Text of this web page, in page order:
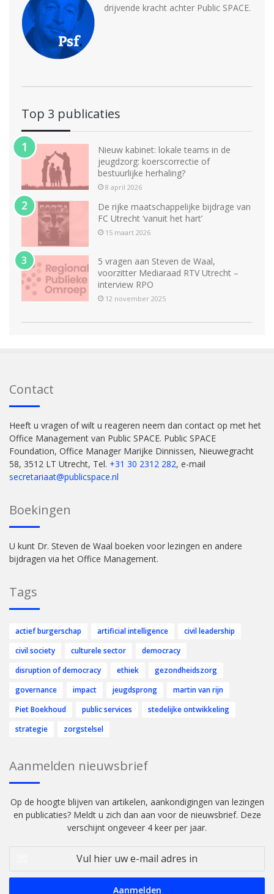
drijvende kracht achter Public SPACE.
Top 3 publicaties
Nieuw kabinet: lokale teams in de
jeugdzorg: koerscorrectie of
bestuurlijke herhaling?
8 april 2026
De rijke maatschappelijke bijdrage van
FC Utrecht ‘vanuit het hart’
15 maart 2026
5 vragen aan Steven de Waal,
voorzitter Mediaraad RTV Utrecht –
interview RPO
12 november 2025
Contact
Heeft u vragen of wilt u reageren neem dan contact op met het
Office Management van Public SPACE. Public SPACE
Foundation, Office Manager Marijke Dinnissen, Nieuwegracht
58, 3512 LT Utrecht, Tel. +31 30 2312 282, e-mail
secretariaat@publicspace.nl
Boekingen
U kunt Dr. Steven de Waal boeken voor lezingen en andere
bijdragen via het Office Management.
Tags
actief burgerschap artificial intelligence
civil leadership
civil society
culturele sector
democracy
disruption of democracy
ethiek
gezondheidszorg
governance
impact jeugdsprong
martin van rijn
Piet Boekhoud
public services
stedelijke ontwikkeling
strategie
zorgstelsel
Aanmelden nieuwsbrief
Op de hoogte blijven van artikelen, aankondigingen van lezingen
en publicaties? Meldt u zich dan aan voor de nieuwsbrief. Deze
verschijnt ongeveer 4 keer per jaar.
uw